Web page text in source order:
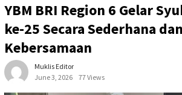
YBM BRI Region 6 Gelar
ke-25 Secara Sederhana
Kebersamaan
Muklis Editor
June 3, 2026
77 Views